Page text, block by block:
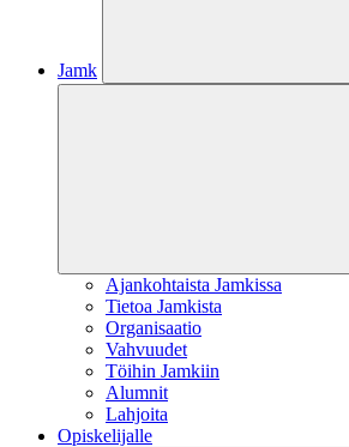
Jamk
Ajankohtaista Jamkissa
Tietoa Jamkista
Organisaatio
Vahvuudet
Töihin Jamkiin
Alumnit
Lahjoita
Opiskelijalle